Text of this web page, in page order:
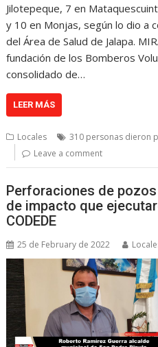
Jilotepeque, 7 en
y 10 en Monjas, según lo dio a
del Área de Salud de Jalapa.
fundación de los Bomberos
consolidado de…
LEER MÁS
Locales 310 personas dieron
Leave a comment
Perforaciones de
de impacto que
CODEDE
25 de February de 2022